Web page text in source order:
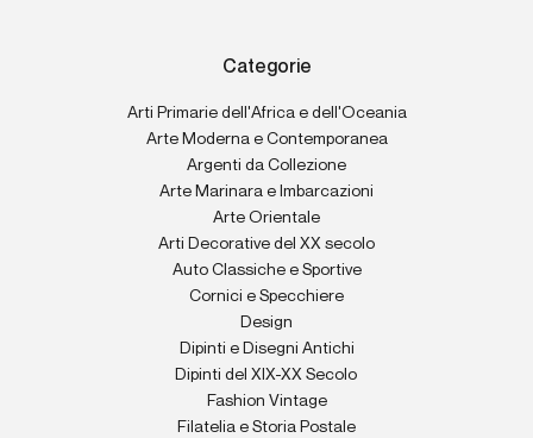
Categorie
Arti Primarie dell'Africa e dell'Oceania
Arte Moderna e Contemporanea
Argenti da Collezione
Arte Marinara e Imbarcazioni
Arte Orientale
Arti Decorative del XX secolo
Auto Classiche e Sportive
Cornici e Specchiere
Design
Dipinti e Disegni Antichi
Dipinti del XIX-XX Secolo
Fashion Vintage
Filatelia e Storia Postale